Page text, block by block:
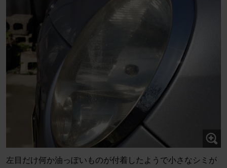
左目だけ何か油っぽいものが付着したようで小さなシミが